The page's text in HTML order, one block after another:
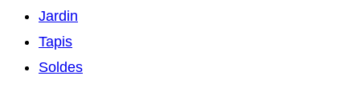
Jardin
Tapis
Soldes